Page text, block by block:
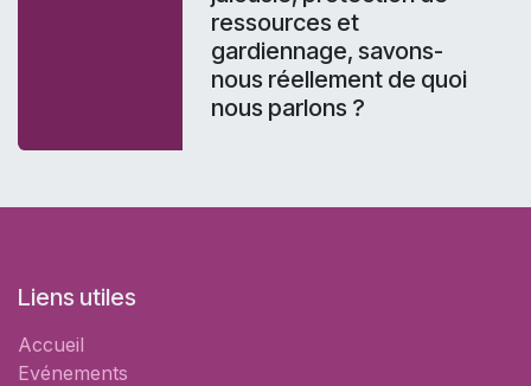
ressources et
gardiennage, savons-
nous réellement de quoi
nous parlons ?
Liens utiles
Accueil
Evénements